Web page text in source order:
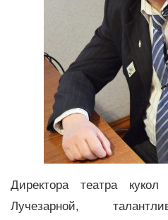
Директора театра
Лучезарной,